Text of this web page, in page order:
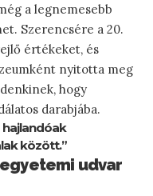
a legnemesebb
Szerencsére a 20.
értékeket, és
nyitotta meg
hogy
darabjába.
hajlandóak
között.”
udvar